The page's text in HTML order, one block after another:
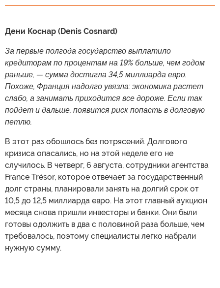
Дени Коснар (Denis Cosnard)
За первые полгода государство выплатило
кредиторам по процентам на 19% больше, чем годом
раньше, — сумма достигла 34,5 миллиарда евро.
Похоже, Франция надолго увязла: экономика растет
слабо, а занимать приходится все дороже. Если так
пойдет и дальше, появится риск попасть в долговую
петлю.
В этот раз обошлось без потрясений. Долгового
кризиса опасались, но на этой неделе его не
случилось. В четверг, 6 августа, сотрудники агентства
France Trésor, которое отвечает за государственный
долг страны, планировали занять на долгий срок от
10,5 до 12,5 миллиарда евро. На этот главный аукцион
месяца снова пришли инвесторы и банки. Они были
готовы одолжить в два с половиной раза больше, чем
требовалось, поэтому специалисты легко набрали
нужную сумму.